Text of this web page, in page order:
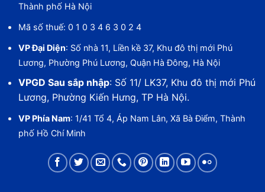
Thành phố Hà Nội
Mã số thuế: 0 1 0 3 4 6 3 0 2 4
VP Đại Diện: Số nhà 11, Liền kề 37, Khu đô thị mới Phú
Lương, Phường Phú Lương, Quận Hà Đông, Hà Nội
VPGD Sau sắp nhập: Số 11/ LK37, Khu đô thị mới Phú
Lương, Phường Kiến Hưng, TP Hà Nội.
VP Phía Nam: 1/41 Tổ 4, Áp Nam Lân, Xã Bà Điểm, Thành
phố Hồ Chí Minh